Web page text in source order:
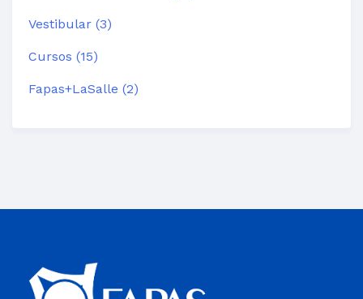
Vestibular (3)
Cursos (15)
Fapas+LaSalle (2)